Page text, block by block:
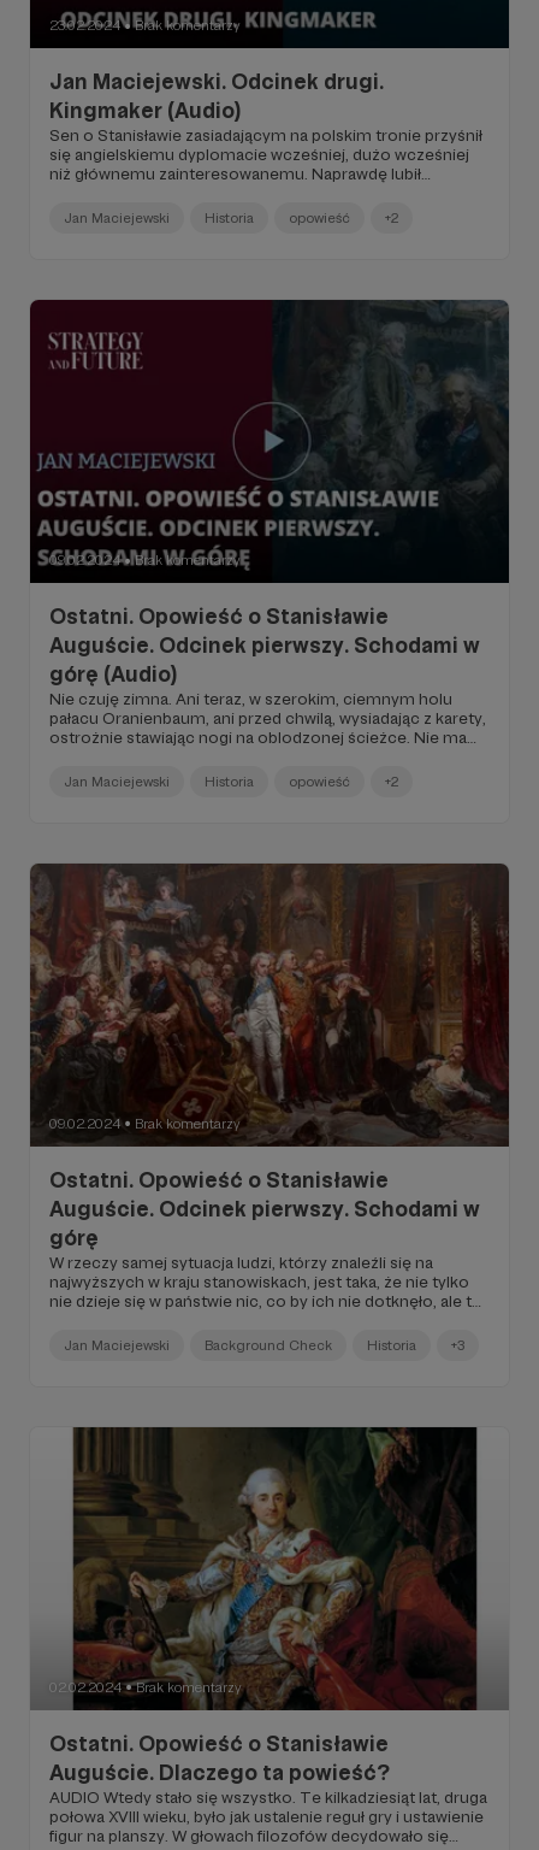
23.02.2024 ● Brak komentarzy
Jan Maciejewski. Odcinek drugi.
Kingmaker (Audio)
Sen o Stanisławie zasiadającym na polskim tronie przyśnił
się angielskiemu dyplomacie wcześniej, dużo wcześniej
niż głównemu zainteresowanemu. Naprawdę lubił
znosił Prus. Myślał zawsze o tym podupadającym państwie
jak o niszczejącym pałacu, w którym można by jeszcze
Jan Maciejewski Historia opowieść +2
09.02.2024 ● Brak komentarzy
Ostatni. Opowieść o Stanisławie
Auguście. Odcinek pierwszy. Schodami w
górę (Audio)
Nie czuję zimna. Ani teraz, w szerokim, ciemnym holu
pałacu Oranienbaum, ani przed chwilą, wysiadając z karety,
ostrożnie stawiając nogi na oblodzonej ścieżce. Nie ma
uważnie, bo każdy fałszywy krok może się zakończyć
upadkiem. Nie ma też do tego głowy. Istnieje tak wiele
Jan Maciejewski Historia opowieść +2
09.02.2024 ● Brak komentarzy
Ostatni. Opowieść o Stanisławie
Auguście. Odcinek pierwszy. Schodami w
górę
W rzeczy samej sytuacja ludzi, którzy znaleźli się na
najwyższych w kraju stanowiskach, jest taka, że nie tylko
nie dzieje się w państwie nic, co by ich nie dotknęło, ale też
konsekwencje dla państwa. Wynika z tego, że ich życie,
nawet prywatne, zasługuje na to, by opowiedzieć je
Jan Maciejewski Background Check Historia +3
02.02.2024 ● Brak komentarzy
Ostatni. Opowieść o Stanisławie
Auguście. Dlaczego ta powieść?
AUDIO Wtedy stało się wszystko. Te kilkadziesiąt lat, druga
połowa XVIII wieku, było jak ustalenie reguł gry i ustawienie
figur na planszy. W głowach filozofów decydowało się